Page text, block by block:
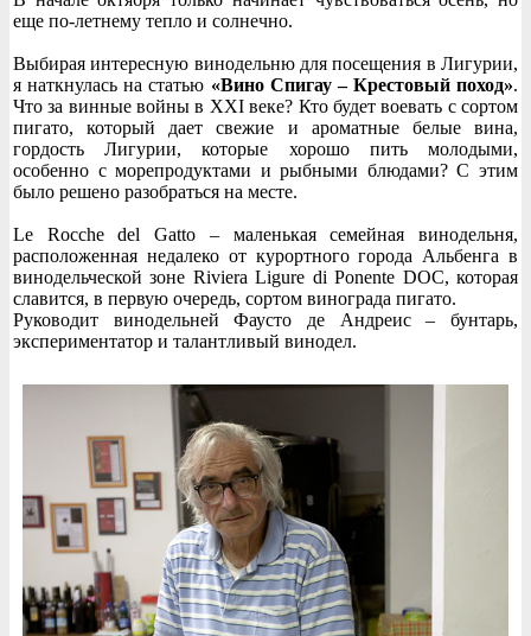
еще по-летнему тепло и солнечно.
Выбирая интересную винодельню для посещения в Лигурии,
я наткнулась на статью «Вино Спигау – Крестовый поход».
Что за винные войны в XXI веке? Кто будет воевать с сортом
пигато, который дает свежие и ароматные белые вина,
гордость Лигурии, которые хорошо пить молодыми,
особенно с морепродуктами и рыбными блюдами? С этим
было решено разобраться на месте.
Le Rocche del Gatto – маленькая семейная винодельня,
расположенная недалеко от курортного города Альбенга в
винодельческой зоне Riviera Ligure di Ponente DOC, которая
славится, в первую очередь, сортом винограда пигато.
Руководит винодельней Фаусто де Андреис – бунтарь,
экспериментатор и талантливый винодел.